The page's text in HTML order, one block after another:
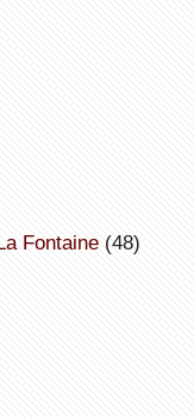
Fontaine(48)